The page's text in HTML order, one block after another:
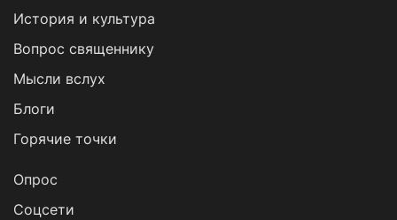
История и культура
Вопрос священнику
Мысли вслух
Блоги
Горячие точки
Опрос
Cоцсети